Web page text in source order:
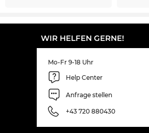
WIR HELFEN GERNE!
Mo-Fr 9-18 Uhr
Help Center
Anfrage stellen
+43 720 880430